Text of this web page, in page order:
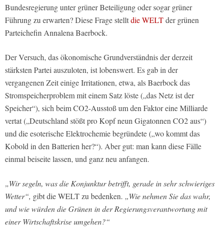
Bundesregierung unter grüner Beteiligung oder sogar grüner
Führung zu erwarten? Diese Frage stelltdie WELTder grünen
Parteichefin Annalena Baerbock.
Der Versuch, das ökonomische Grundverständnis der derzeit
stärksten Partei auszuloten, ist lobenswert. Es gab in der
vergangenen Zeit einige Irritationen, etwa, als Baerbock das
Stromspeicherproblem mit einem Satz löste („das Netz ist der
Speicher“), sich beim CO2-Ausstoß um den Faktor eine Milliarde
vertat („Deutschland stößt pro Kopf neun Gigatonnen CO2 aus“)
und die esoterische Elektrochemie begründete („wo kommt das
Kobold in den Batterien her?“). Aber gut: man kann diese Fälle
einmal beiseite lassen, und ganz neu anfangen.
„Wir segeln, was die Konjunktur betrifft, gerade in sehr schwieriges
Wetter“, gibt die WELT zu bedenken. „Wie nehmen Sie das wahr,
und wie würden die Grünen in der Regierungsverantwortung mit
einer Wirtschaftskrise umgehen?“